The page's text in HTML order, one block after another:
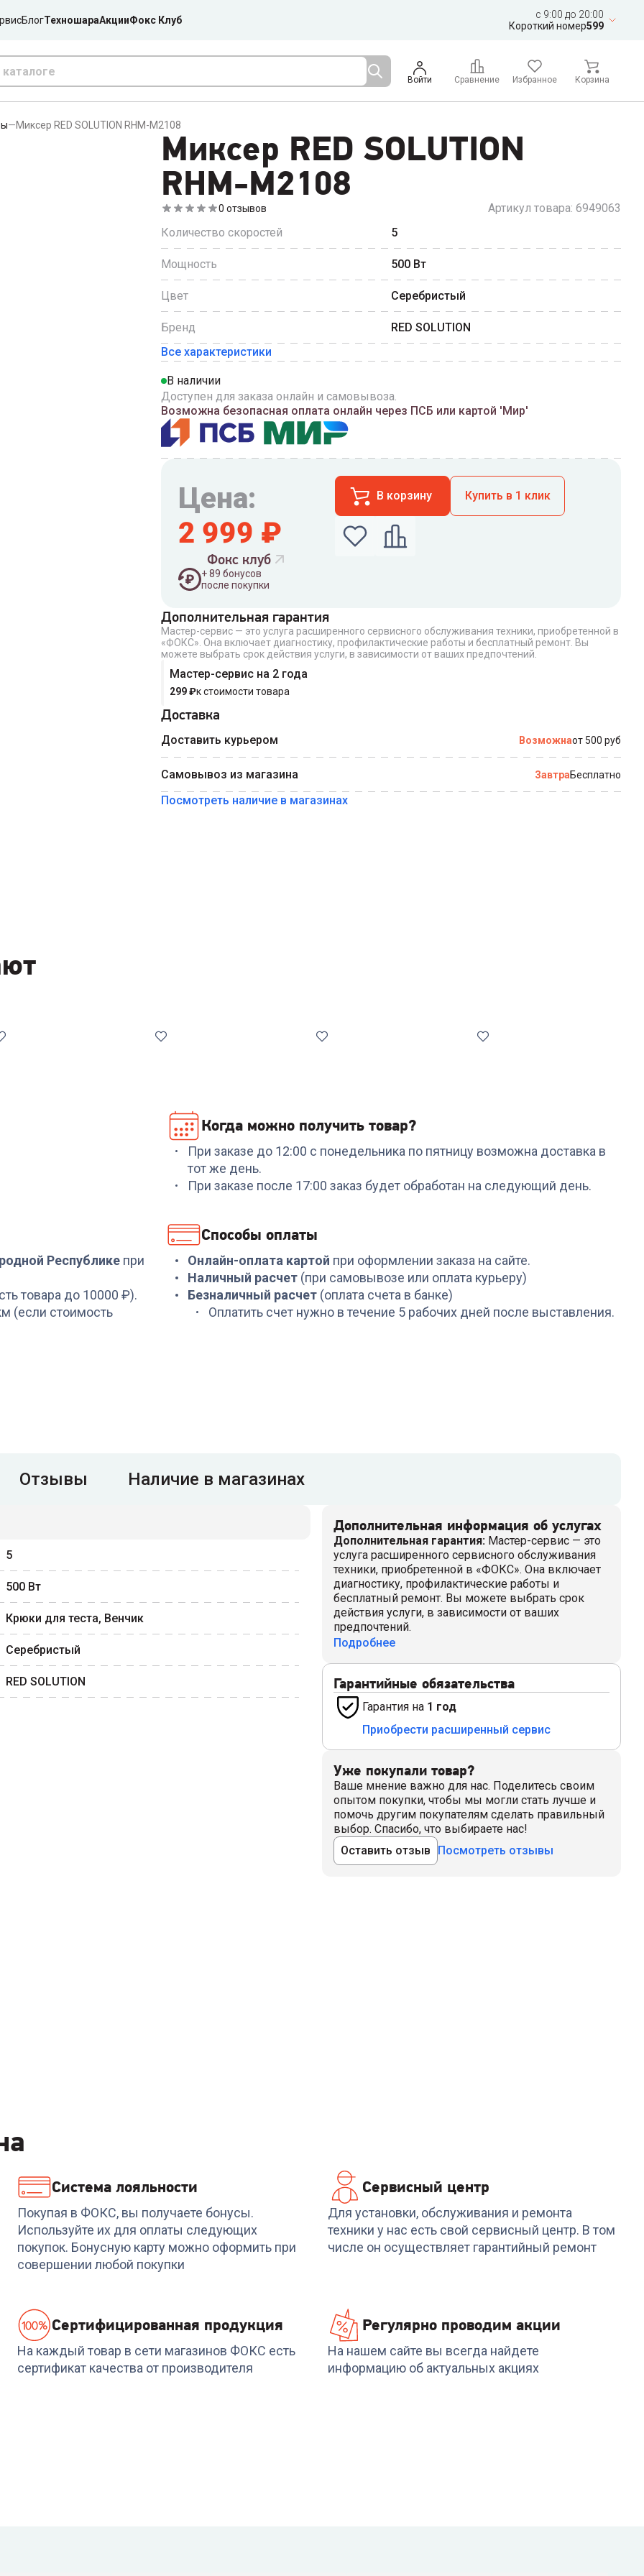
БлогТехношараАкцииФокс Клуб
c 9:00 до 20:00
Короткий номер599
Войти Сравнение Избранное Корзина
—Миксер RED SOLUTION RHM-M2108
Миксер RED SOLUTION
RHM-M2108
0 отзывов Артикул товара: 6949063
Количество скоростей
5
Мощность 500 Вт
Цвет Серебристый
Бренд
RED SOLUTION
Все характеристики
В наличии
Доступен для заказа онлайн и самовывоза.
Возможна безопасная оплата онлайн через ПСБ или картой 'Мир'
Цена:
2 999 ₽
Фокс клуб
+89 бонусов
после покупки
В корзину Купить в 1 клик
Введите номер телефона по которому можно связаться с вами
Номер телефона
Дополнительная гарантия
Мастер-сервис — это услуга расширенного сервисного обслуживания техники, приобретенной в
«ФОКС». Она включает диагностику, профилактические работы и бесплатный ремонт. Вы
можете выбрать срок действия услуги, в зависимости от ваших предпочтений.
Мастер-сервис на 2 года
299₽к стоимости товара
Доставка
Доставить курьером Возможнаот 500 руб
Самовывоз из магазина ЗавтраБесплатно
Посмотреть наличие в магазинах
8 999₽
Код:7062164
Разделочная доска
RESTO 95406
649
Код:7040878
Набор инструментов
RONDELL RD-1859
3 999
Код: 7040885
Набор посуды
RONDELL RD-1662 8
Когда можно получить товар?
При заказе до 12:00 с понедельника по пятницу возможна доставка в
тот же день.
При заказе после 17:00 заказ будет обработан на следующий день.
Республике при
товара до 10000 ₽).
(если стоимость
Способы оплаты
Онлайн-оплата картой при оформлении заказа на сайте.
Наличный расчет (при самовывозе или оплата курьеру)
Безналичный расчет (оплата счета в банке)
Оплатить счет нужно в течение 5 рабочих дней после выставления.
Отзывы Наличие в магазинах
5
500 Вт
Крюки для теста, Венчик
Серебристый
RED SOLUTION
Дополнительная информация об услугах
Дополнительная гарантия: Мастер-сервис — это
услуга расширенного сервисного обслуживания
техники, приобретенной в «ФОКС». Она включает
диагностику, профилактические работы и
бесплатный ремонт. Вы можете выбрать срок
действия услуги, в зависимости от ваших
предпочтений.
Подробнее
Гарантийные обязательства
Гарантия на 1 год
Приобрести расширенный сервис
Уже покупали товар?
Ваше мнение важно для нас. Поделитесь своим
опытом покупки, чтобы мы могли стать лучше и
помочь другим покупателям сделать правильный
выбор. Спасибо, что выбираете нас!
Оставить отзыв
Посмотреть отзывы
Система лояльности
Покупая в ФОКС, вы получаете бонусы.
Используйте их для оплаты следующих
покупок. Бонусную карту можно оформить при
совершении любой покупки
Сервисный центр
Для установки, обслуживания и ремонта
техники у нас есть свой сервисный центр. В том
числе он осуществляет гарантийный ремонт
Cертифицированная продукция
На каждый товар в сети магазинов ФОКС есть
сертификат качества от производителя
Регулярно проводим акции
На нашем сайте вы всегда найдете
информацию об актуальных акциях